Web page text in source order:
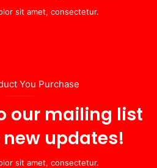
sit amet, consectetur.
You Purchase
our mailing list
updates!
sit amet, consectetur.